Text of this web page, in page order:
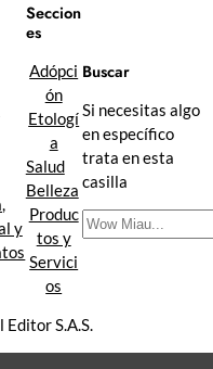
y
Seccion
es
Adópci
ón
Etologí
a
Salud
Belleza
Produc
tos y
Servici
os
Buscar
Si necesitas algo
en específico
trata en esta
casilla
B
u
S.A.S.